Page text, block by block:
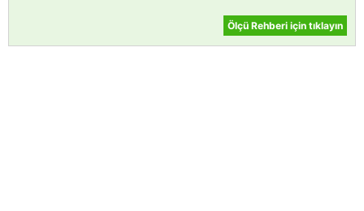
Ölçü Rehberi için tıklayın